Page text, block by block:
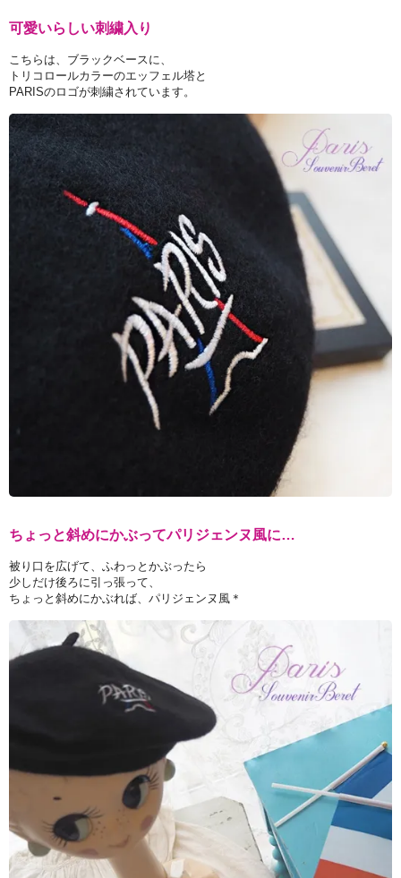
可愛いらしい刺繍入り
こちらは、ブラックベースに、
トリコロールカラーのエッフェル塔と
PARISのロゴが刺繍されています。
ちょっと斜めにかぶってパリジェンヌ風に…
被り口を広げて、ふわっとかぶったら
少しだけ後ろに引っ張って、
ちょっと斜めにかぶれば、パリジェンヌ風＊